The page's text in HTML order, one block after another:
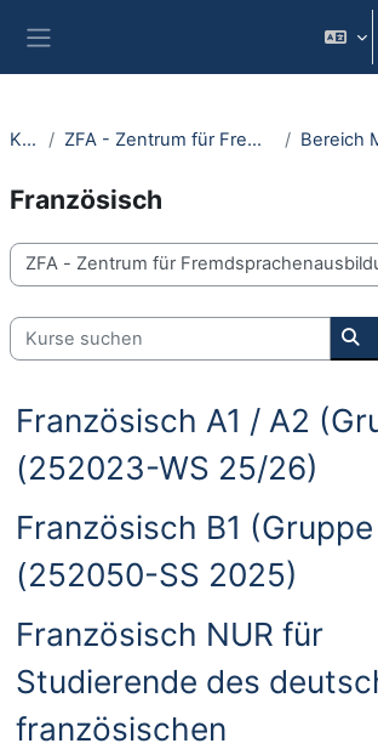
Kurse ZFA - Zentrum für Fremdsprachenausbildung
Französisch
Kursbereiche
Kurse suchen
Französisch A1 / A2
(252023-WS 25/26)
Französisch B1 (Gruppe
(252050-SS 2025)
Französisch NUR für
Studierende des
französischen